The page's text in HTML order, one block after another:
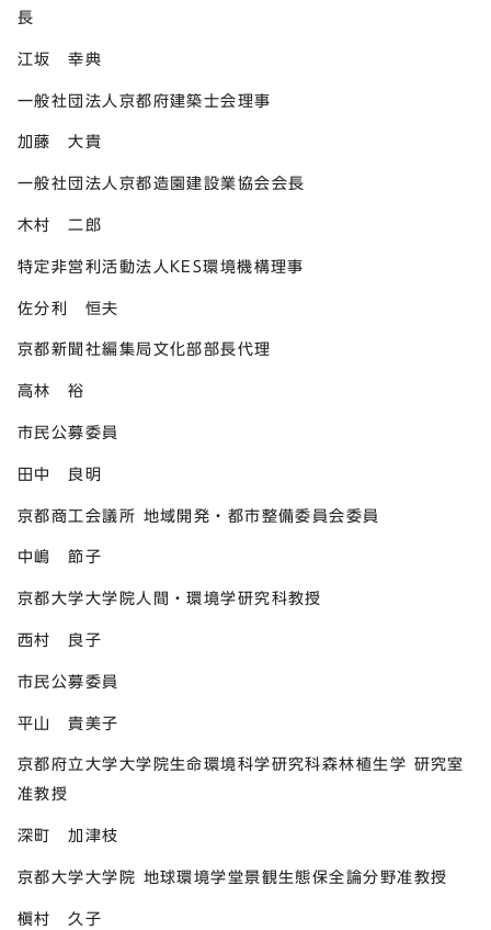
長
江坂 幸典
一般社団法人京都府建築士会理事
加藤 大貴
一般社団法人京都造園建設業協会会長
木村 二郎
特定非営利活動法人KES環境機構理事
佐分利 恒夫
京都新聞社編集局文化部部長代理
高林 裕
市民公募委員
田中 良明
京都商工会議所 地域開発・都市整備委員会委員
中嶋 節子
京都大学大学院人間・環境学研究科教授
西村 良子
市民公募委員
平山 貴美子
京都府立大学大学院生命環境科学研究科森林植生学 研究室
准教授
深町 加津枝
京都大学大学院 地球環境学堂景観生態保全論分野准教授
槇村 久子